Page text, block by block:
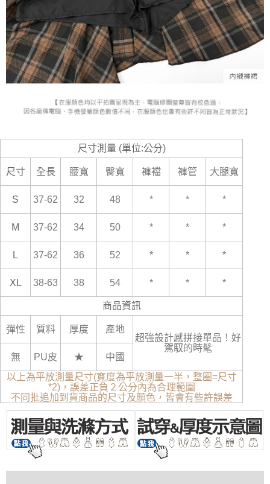
尺寸測量 (單位:公分)
尺寸 全長 腰寬 臀寬 褲襠 褲管 大腿寬
S 37-62 32 48 * * *
M 37-62 34 50 * * *
L 37-62 36 52 * * *
XL 38-63 38 54 * * *
商品資訊
彈性 質料 厚度
產地
超強設計感拼接單品！好
駕馭的時髦
無
PU皮 ★
中國
以上為平放測量尺寸(寬度為平放測量一半，整圈=尺寸
*2)，誤差正負２公分內為合理範圍
不同批追加到貨商品的尺寸及顏色，皆會有些許誤差